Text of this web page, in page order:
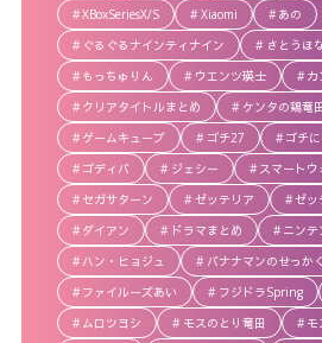
XBoxSeriesX/S
Xiaomi
あの
ぐるぐるナインティナイン
さとうほ
もっちゅりん
ウエンツ瑛士
カ
クリアタイトルまとめ
ケンタの鶏竜田
ゲームキューブ
ゴチ27
ゴチ
ゴディバ
ジェシー
スマートウ
セガサターン
ゼッテリア
ゼッ
ダイアン
ドラマまとめ
ニン
ハン・ヒョジュ
バナナマンのせっか
ファイルーズあい
フジドラSpring
ムロツヨシ
モスのとり竜田
モ